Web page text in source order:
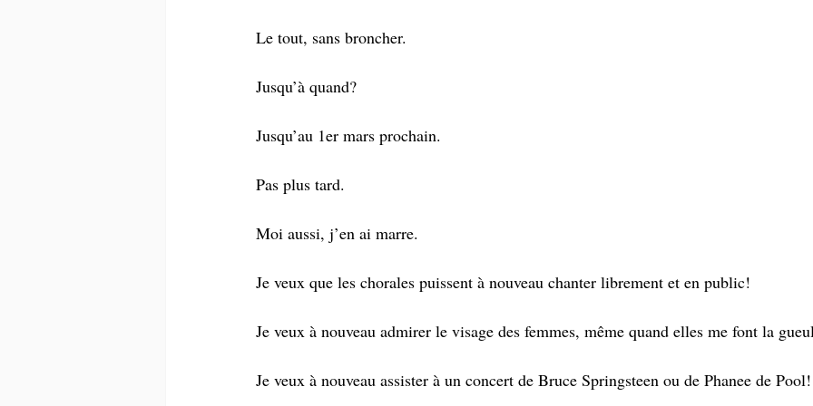
Le tout, sans broncher.
Jusqu’à quand?
Jusqu’au 1er mars prochain.
Pas plus tard.
Moi aussi, j’en ai marre.
Je veux que les chorales puissent à nouveau chanter librement et en public!
Je veux à nouveau admirer le visage des femmes, même quand elles me font la
Je veux à nouveau assister à un concert de Bruce Springsteen ou de Phanee de Pool!